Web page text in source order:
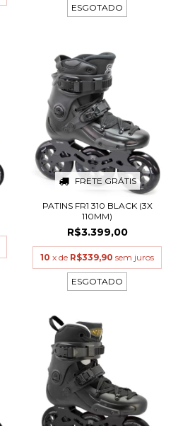
ESGOTADO
FRETE GRÁTIS
PATINS FR1 310 BLACK (3X
110MM)
R$3.399,00
10 x de R$339,90 sem juros
ESGOTADO